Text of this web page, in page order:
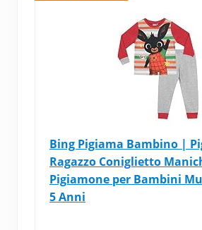
Bing Pigiama Bambino |
Ragazzo Coniglietto
Pigiamone per Bambini
5 Anni